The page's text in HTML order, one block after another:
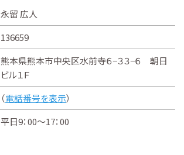
永留 広人
136659
熊本県熊本市中央区水前寺６−３３−６ 朝日
ビル１Ｆ
（電話番号を表示）
平日9：00～17：00